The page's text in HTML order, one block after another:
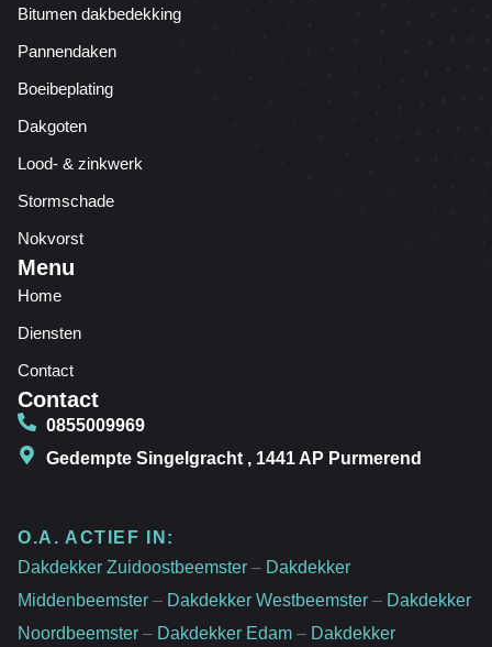
Bitumen dakbedekking
Pannendaken
Boeibeplating
Dakgoten
Lood- & zinkwerk
Stormschade
Nokvorst
Menu
Home
Diensten
Contact
Contact
0855009969
Gedempte Singelgracht , 1441 AP Purmerend
O.A. ACTIEF IN:
Dakdekker Zuidoostbeemster – Dakdekker
Middenbeemster – Dakdekker Westbeemster – Dakdekker
Noordbeemster – Dakdekker Edam – Dakdekker